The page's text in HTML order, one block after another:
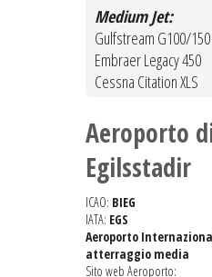
Medium Jet:
Gulfstream G100/
Embraer Legacy 450
Cessna Citation XLS
Aeroporto
Egilsstadir
ICAO: BIEG
IATA: EGS
Aeroporto
atterraggio media
Sito web Aeroporto: